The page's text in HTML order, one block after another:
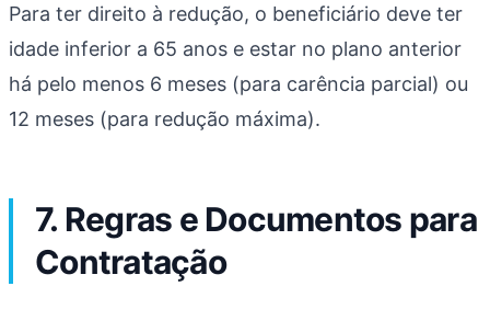
Para ter direito à redução, o beneficiário deve ter
idade inferior a 65 anos e estar no plano anterior
há pelo menos 6 meses (para carência parcial) ou
12 meses (para redução máxima).
7. Regras e Documentos para
Contratação